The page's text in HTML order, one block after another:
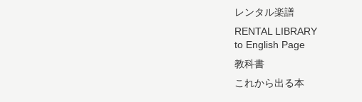
レンタル楽譜
RENTAL LIBRARY
to English Page
教科書
これから出る本